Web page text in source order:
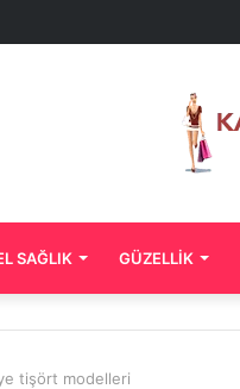
SAĞLIK GÜZELLIK
tişört modelleri